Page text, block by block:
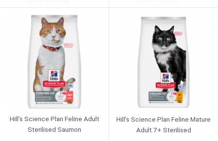
Hill's Science Plan Feline Adult
Sterilised Saumon
Hill's Science Plan Feline Mature
Adult 7+ Sterilised